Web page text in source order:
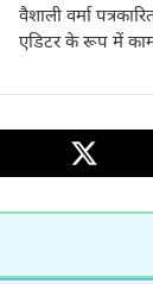
वैशाली वर्मा
एडिटर के रूप में काम